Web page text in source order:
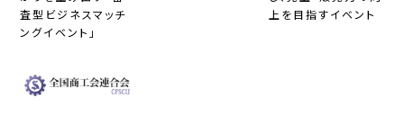
査型ビジネスマッチ
ングイベント」
上を目指すイベント